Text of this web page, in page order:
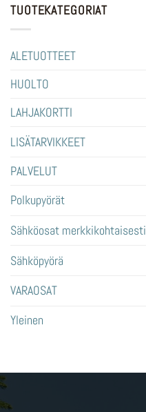
TUOTEKATEGORIAT
ALETUOTTEET
HUOLTO
LAHJAKORTTI
LISÄTARVIKKEET
PALVELUT
Polkupyörät
Sähköosat merkkikohtaisesti
Sähköpyörä
VARAOSAT
Yleinen